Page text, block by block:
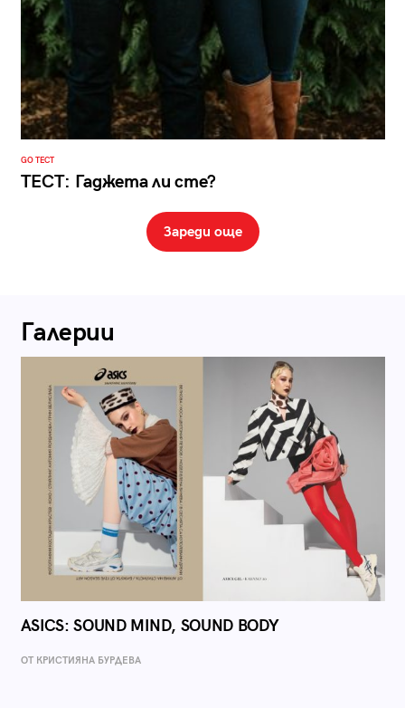
GO ТЕСТ
ТЕСТ: Гаджета ли сте?
Зареди още
Галерии
ASICS: SOUND MIND, SOUND BODY
ОТ КРИСТИЯНА БУРДЕВА